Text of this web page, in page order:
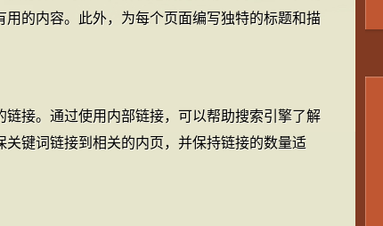
的内容。此外，为每个页面编写独特的标题和描
接。通过使用内部链接，可以帮助搜索引擎了解
键词链接到相关的内页，并保持链接的数量适